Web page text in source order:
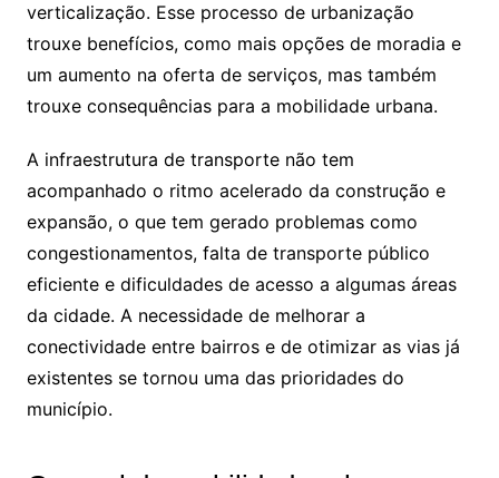
verticalização. Esse processo de urbanização
trouxe benefícios, como mais opções de moradia e
um aumento na oferta de serviços, mas também
trouxe consequências para a mobilidade urbana.
A infraestrutura de transporte não tem
acompanhado o ritmo acelerado da construção e
expansão, o que tem gerado problemas como
congestionamentos, falta de transporte público
eficiente e dificuldades de acesso a algumas áreas
da cidade. A necessidade de melhorar a
conectividade entre bairros e de otimizar as vias já
existentes se tornou uma das prioridades do
município.